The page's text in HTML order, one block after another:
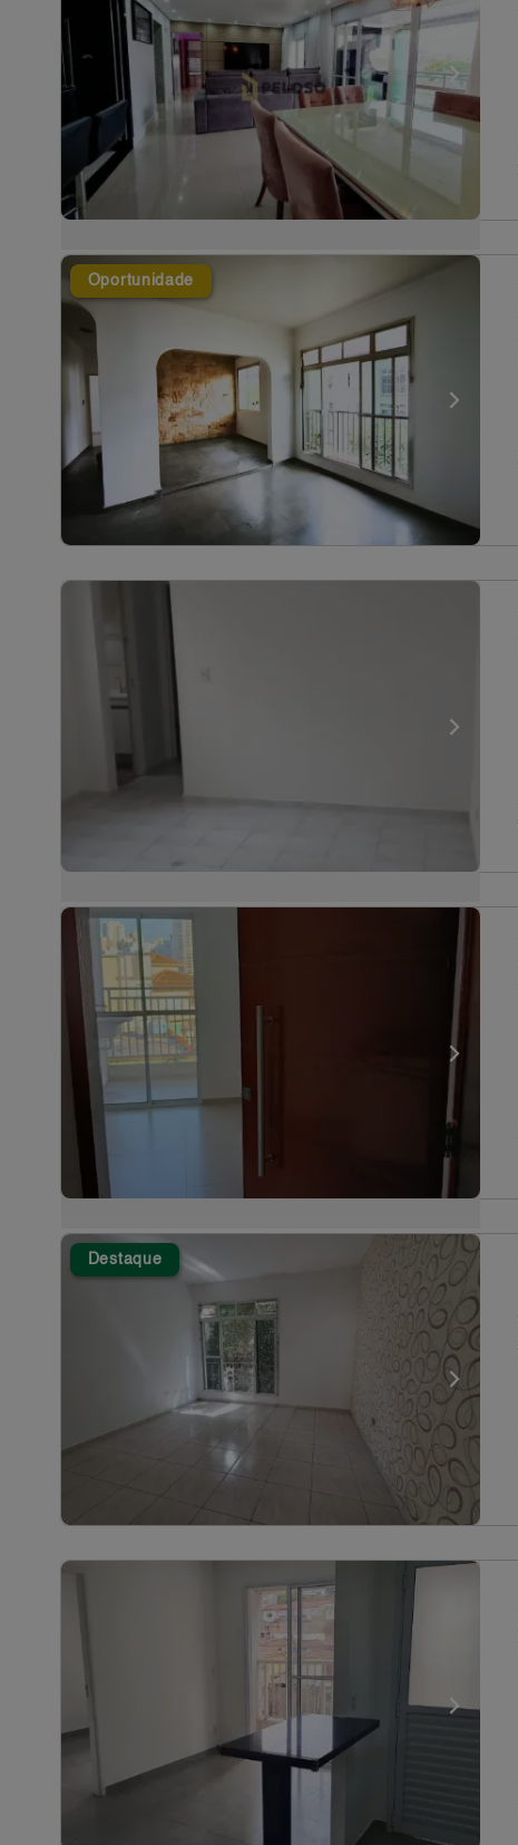
Oportunidade
Destaque